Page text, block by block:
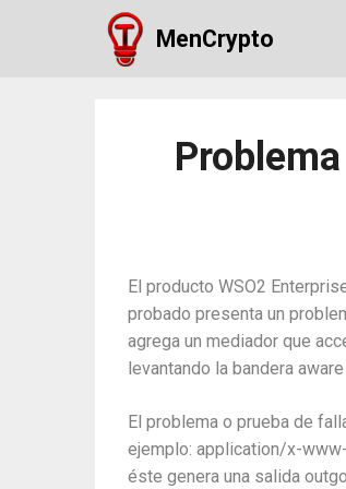
MenCrypto
El producto WSO2
probado presenta un
agrega un mediador que
levantando la bandera
El problema o prueba de
ejemplo: application/x-
éste genera una salida